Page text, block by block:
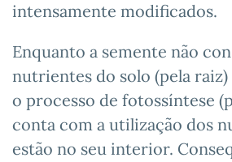
intensamente modificados.
Enquanto a semente não
nutrientes do solo (pela
o processo de fotossíntese
conta com a utilização dos
estão no seu interior.